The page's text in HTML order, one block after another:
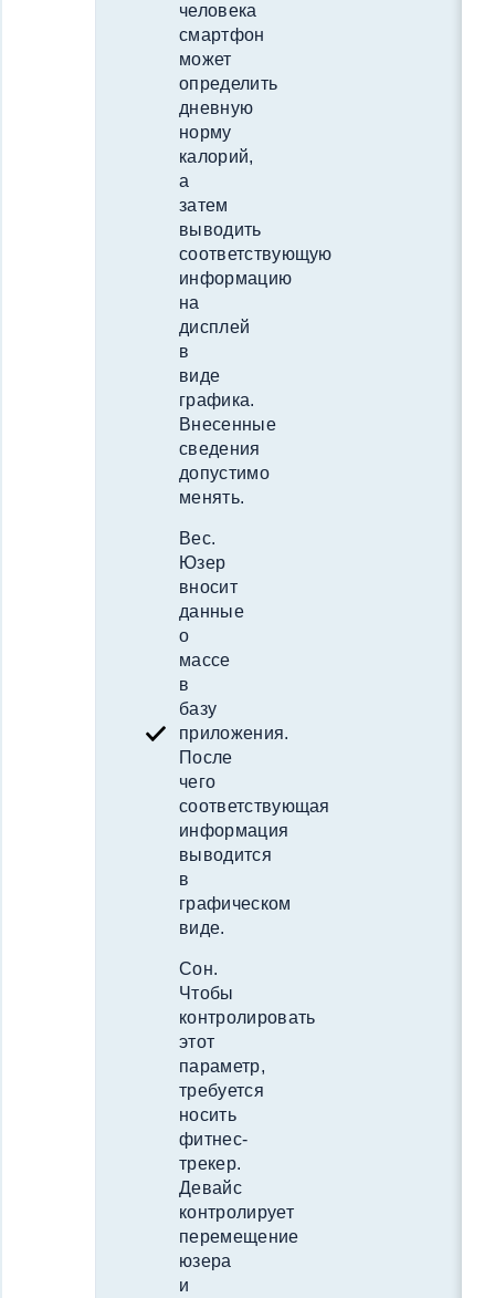
человека
смартфон
может
определить
дневную
норму
калорий,
а
затем
выводить
соответствующую
информацию
на
дисплей
в
виде
графика.
Внесенные
сведения
допустимо
менять.
Вес.
Юзер
вносит
данные
о
массе
в
базу
приложения.
После
чего
соответствующая
информация
выводится
в
графическом
виде.
Сон.
Чтобы
контролировать
этот
параметр,
требуется
носить
фитнес-
трекер.
Девайс
контролирует
перемещение
юзера
и